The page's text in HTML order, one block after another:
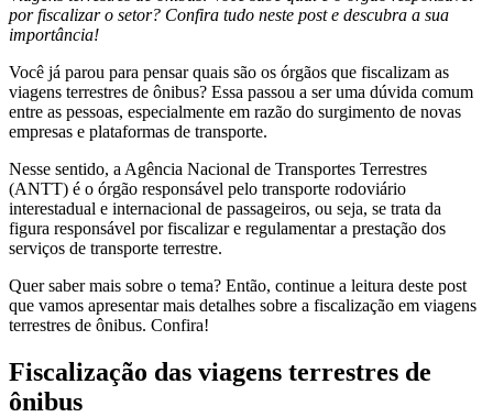
por fiscalizar o setor? Confira tudo neste post e descubra a sua
importância!
Você já parou para pensar quais são os órgãos que fiscalizam as
viagens terrestres de ônibus? Essa passou a ser uma dúvida comum
entre as pessoas, especialmente em razão do surgimento de novas
empresas e plataformas de transporte.
Nesse sentido, a Agência Nacional de Transportes Terrestres
(ANTT) é o órgão responsável pelo transporte rodoviário
interestadual e internacional de passageiros, ou seja, se trata da
figura responsável por fiscalizar e regulamentar a prestação dos
serviços de transporte terrestre.
Quer saber mais sobre o tema? Então, continue a leitura deste post
que vamos apresentar mais detalhes sobre a fiscalização em viagens
terrestres de ônibus. Confira!
Fiscalização das viagens terrestres de
ônibus